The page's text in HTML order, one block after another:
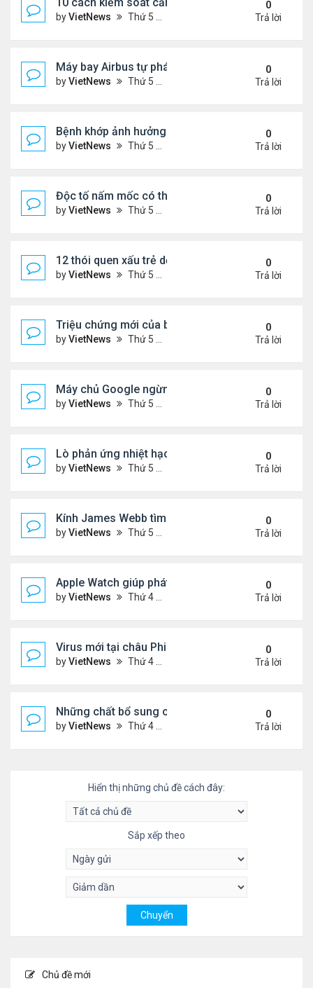
byVietNews Thứ 5 Tháng 7 28, 2022 1:36 pm
0
Trả lời
Máy bay Airbus tự phá kỷ lục bay lâu trong khí
byVietNews Thứ 5 Tháng 7 28, 2022 1:35 pm
0
Trả lời
Bệnh khớp ảnh hưởng đời sống chăn gối thế nào?
byVietNews Thứ 5 Tháng 7 28, 2022 1:33 pm
0
Trả lời
Độc tố nấm mốc có thể gây ung thư
byVietNews Thứ 5 Tháng 7 21, 2022 5:25 pm
0
Trả lời
12 thói quen xấu trẻ dễ bắt chước bố mẹ
byVietNews Thứ 5 Tháng 7 21, 2022 4:43 pm
0
Trả lời
Triệu chứng mới của biến thể phụ BA.5
byVietNews Thứ 5 Tháng 7 21, 2022 2:10 pm
0
Trả lời
Máy chủ Google ngừng hoạt động vì nắng nóng
byVietNews Thứ 5 Tháng 7 21, 2022 12:00 pm
0
Trả lời
Lò phản ứng nhiệt hạch nóng gấp 5 lần lõi Mặt
byVietNews Thứ 5 Tháng 7 21, 2022 11:59 am
0
Trả lời
Kính James Webb tìm thấy thiên hà cổ xưa nhất
byVietNews Thứ 5 Tháng 7 21, 2022 11:05 am
0
Trả lời
Apple Watch giúp phát hiện khối u
byVietNews Thứ 4 Tháng 7 20, 2022 5:02 pm
0
Trả lời
Virus mới tại châu Phi nguy hiểm thế nào
byVietNews Thứ 4 Tháng 7 20, 2022 3:18 pm
0
Trả lời
Những chất bổ sung có thể giúp giảm huyết áp
byVietNews Thứ 4 Tháng 7 20, 2022 11:29 am
0
Trả lời
Hiển thị những chủ đề cách đây:
Sắp xếp theo
Chủ đề mới